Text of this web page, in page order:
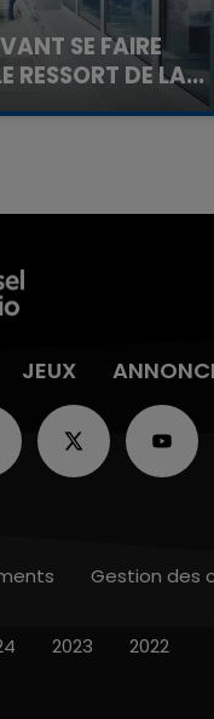
SE FAIRE
RESSORT DE LA...
la clinique qui a
JEUX
Gestion des
2023 2022